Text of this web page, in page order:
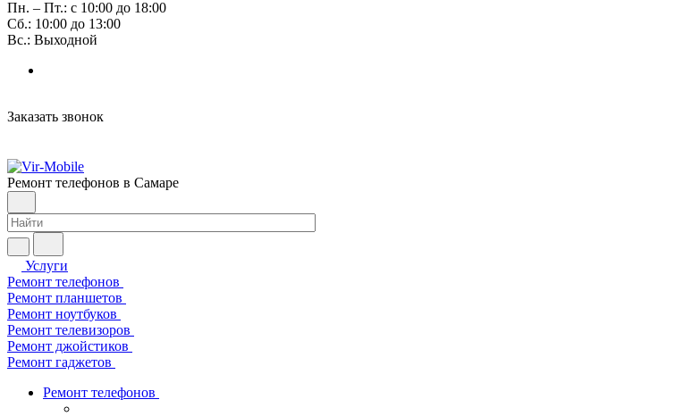
Пн. – Пт.: с 10:00 до 18:00
Сб.: 10:00 до 13:00
Вс.: Выходной
Заказать звонок
Ремонт телефонов в Самаре
Услуги
Ремонт телефонов
Ремонт планшетов
Ремонт ноутбуков
Ремонт телевизоров
Ремонт джойстиков
Ремонт гаджетов
Ремонт телефонов